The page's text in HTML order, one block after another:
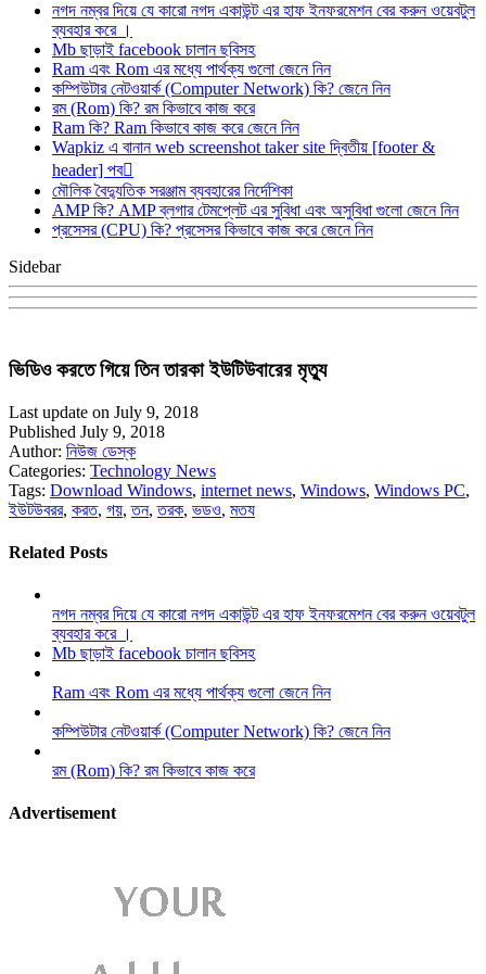
নগদ নম্বর দিয়ে যে কারো নগদ একাউন্ট এর হাফ ইনফরমেশন বের করুন ওয়েবটুল
ব্যবহার করে ।
Mb ছাড়াই facebook চালান ছবিসহ
Ram এবং Rom এর মধ্যে পার্থক্য গুলো জেনে নিন
কম্পিউটার নেটওয়ার্ক (Computer Network) কি? জেনে নিন
রম (Rom) কি? রম কিভাবে কাজ করে
Ram কি? Ram কিভাবে কাজ করে জেনে নিন
Wapkiz এ বানান web screenshot taker site দ্বিতীয় [footer &
header] পব
মৌলিক বৈদ্যুতিক সরঞ্জাম ব্যবহারের নির্দেশিকা
AMP কি? AMP ব্লগার টেমপ্লেট এর সুবিধা এবং অসুবিধা গুলো জেনে নিন
প্রসেসর (CPU) কি? প্রসেসর কিভাবে কাজ করে জেনে নিন
Sidebar
ভিডিও করতে গিয়ে তিন তারকা ইউটিউবারের মৃত্যু
Last update on July 9, 2018
Published July 9, 2018
Author: নিউজ ডেস্ক
Categories: Technology News
Tags: Download Windows, internet news, Windows, Windows PC,
ইউটউবরর, করত, গয়,তন,তরক, ভডও, মতয
Related Posts
নগদ নম্বর দিয়ে যে কারো নগদ একাউন্ট এর হাফ ইনফরমেশন বের করুন ওয়েবটুল
ব্যবহার করে ।
Mb ছাড়াই facebook চালান ছবিসহ
Ram এবং Rom এর মধ্যে পার্থক্য গুলো জেনে নিন
কম্পিউটার নেটওয়ার্ক (Computer Network) কি? জেনে নিন
রম (Rom) কি? রম কিভাবে কাজ করে
Advertisement